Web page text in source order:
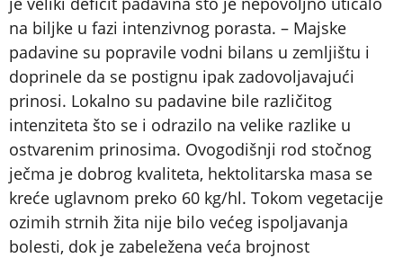
na biljke u fazi intenzivnog porasta. – Majske
padavine su popravile vodni bilans u zemljištu i
doprinele da se postignu ipak zadovoljavajući
prinosi. Lokalno su padavine bile različitog
intenziteta što se i odrazilo na velike razlike u
ostvarenim prinosima. Ovogodišnji rod stočnog
ječma je dobrog kvaliteta, hektolitarska masa se
kreće uglavnom preko 60 kg/hl. Tokom vegetacije
ozimih strnih žita nije bilo većeg ispoljavanja
bolesti, dok je zabeležena veća brojnost